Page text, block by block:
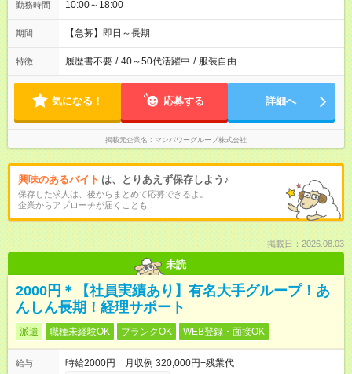
勤務時間 10:00～18:00
期間 【急募】即日～長期
特徴 履歴書不要 / 40～50代活躍中 / 服装自由
気になる！ 応募する 詳細へ
掲載元企業名 マンパワーグループ株式会社
興味のあるバイト は、とりあえず保存しよう♪
保存した求人は、後からまとめて応募できるよ。
企業からアプローチが届くことも！
掲載日：2026.08.03
未読
2000円＊【社員実績あり】有名大手グループ！あ
んしん長期！経理サポート
派遣 職種未経験OK ブランクOK WEB登録・面接OK
給与
時給2000円 月収例 320,000円+残業代